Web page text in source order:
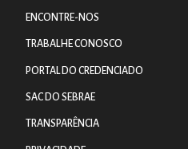
ENCONTRE-NOS
TRABALHE CONOSCO
PORTAL DO CREDENCIADO
SAC DO SEBRAE
TRANSPARÊNCIA